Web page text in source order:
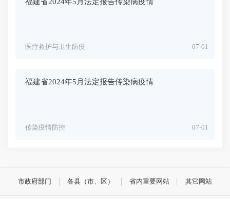
07-01
医疗救护与卫生防疫
福建省2024年5月法定报告传染病疫情
07-01
传染疫情防控
市政府部门 各县（市、区） 省内重要网站 其它网站